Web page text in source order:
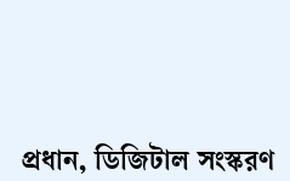
প্রধান, ডিজিটাল সংস্করণ